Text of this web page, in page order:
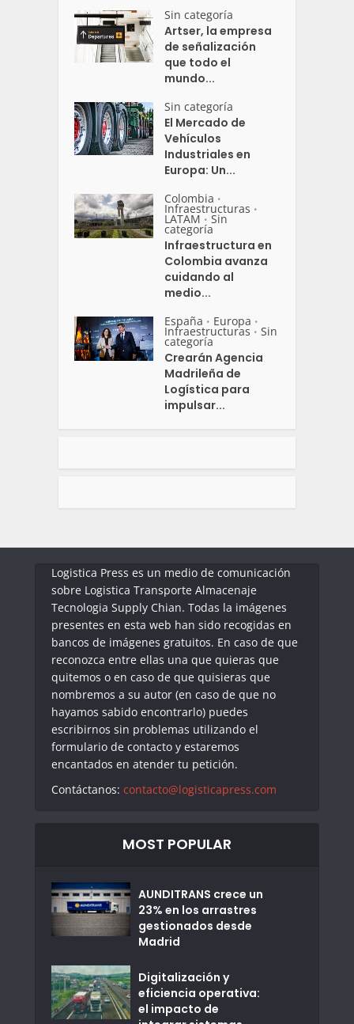
Sin categoría
Artser, la empresa
de señalización
que todo el
mundo...
Sin categoría
El Mercado de
Vehículos
Industriales en
Europa: Un...
Colombia •
Infraestructuras •
LATAM • Sin
categoría
Infraestructura en
Colombia avanza
cuidando al
medio...
España • Europa •
Infraestructuras • Sin
categoría
Crearán Agencia
Madrileña de
Logística para
impulsar...
Logistica Press es un medio de comunicación
sobre Logistica Transporte Almacenaje
Tecnologia Supply Chian. Todas la imágenes
presentes en esta web han sido recogidas en
bancos de imágenes gratuitos. En caso de que
reconozca entre ellas una que quieras que
quitemos o en caso de que quisieras que
nombremos a su autor (en caso de que no
hayamos sabido encontrarlo) puedes
escribirnos sin problemas utilizando el
formulario de contacto y estaremos
encantados en atender tu petición.
Contáctanos: contacto@logisticapress.com
MOST POPULAR
AUNDITRANS crece un
23% en los arrastres
gestionados desde
Madrid
Digitalización y
eficiencia operativa:
el impacto de